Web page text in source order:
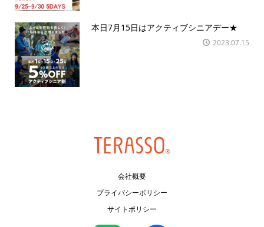
本日7月15日はアクティブシニアデー★
2023.07.15
会社概要
プライバシーポリシー
サイトポリシー